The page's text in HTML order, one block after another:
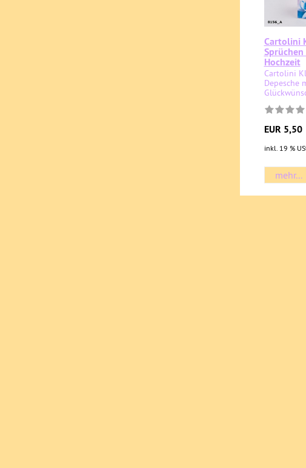
Cartolini
Hochzeit
Cartolini
Depesche
EUR 5,50
inkl. 19 %
mehr...